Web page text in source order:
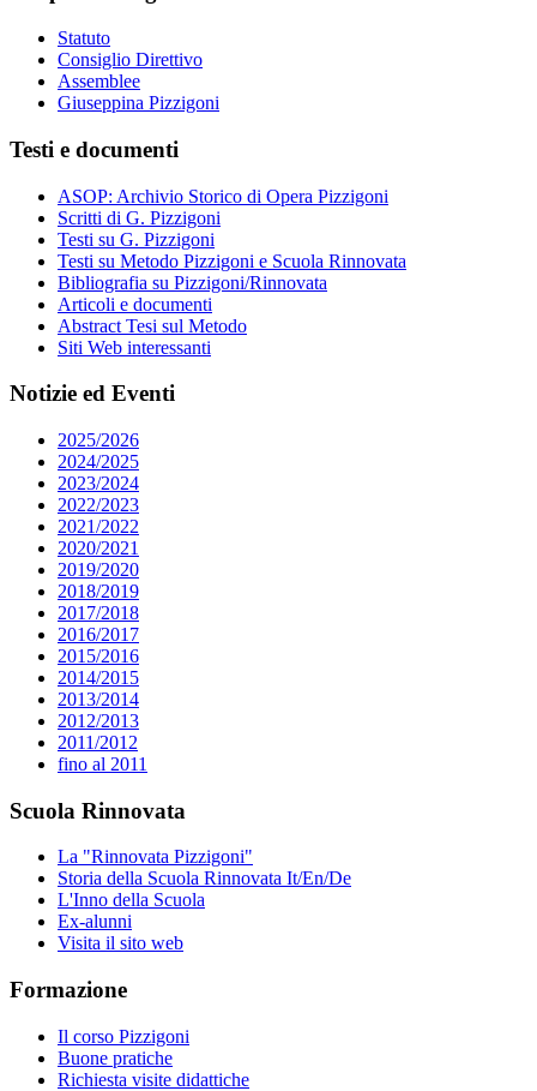
Statuto
Consiglio Direttivo
Assemblee
Giuseppina Pizzigoni
Testi e documenti
ASOP: Archivio Storico di Opera Pizzigoni
Scritti di G. Pizzigoni
Testi su G. Pizzigoni
Testi su Metodo Pizzigoni e Scuola Rinnovata
Bibliografia su Pizzigoni/Rinnovata
Articoli e documenti
Abstract Tesi sul Metodo
Siti Web interessanti
Notizie ed Eventi
2025/2026
2024/2025
2023/2024
2022/2023
2021/2022
2020/2021
2019/2020
2018/2019
2017/2018
2016/2017
2015/2016
2014/2015
2013/2014
2012/2013
2011/2012
fino al 2011
Scuola Rinnovata
La "Rinnovata Pizzigoni"
Storia della Scuola Rinnovata It/En/De
L'Inno della Scuola
Ex-alunni
Visita il sito web
Formazione
Il corso Pizzigoni
Buone pratiche
Richiesta visite didattiche